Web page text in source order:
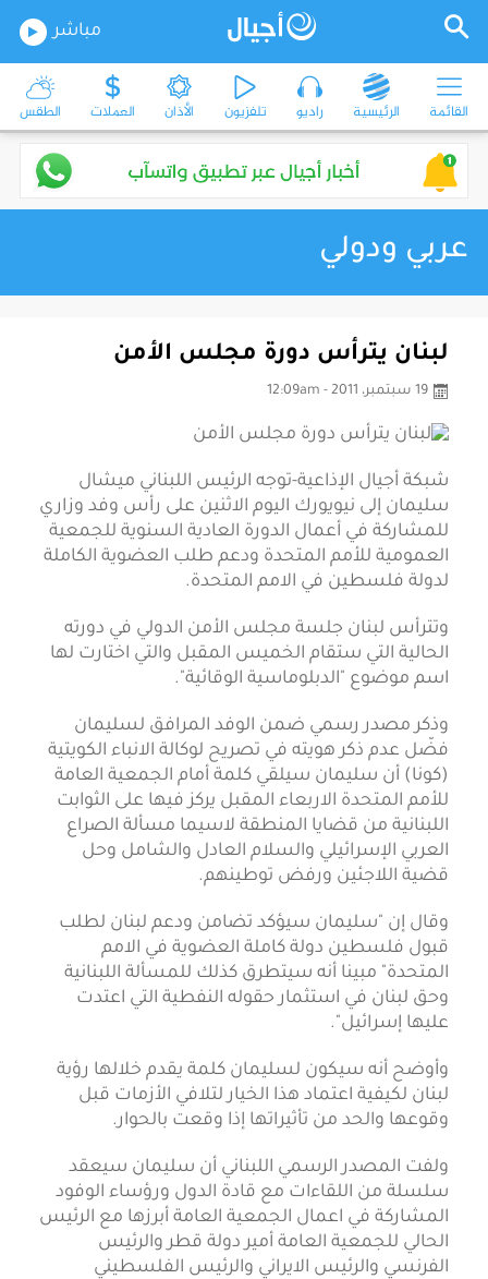
مباشر
القائمة الرئيسية راديو تلفزيون الأذان العملات الطقس
عربي ودولي
لبنان يترأس دورة مجلس الأمن
19 سبتمبر، 2011 - 12:09am
شبكة أجيال الإذاعية-توجه الرئيس اللبناني ميشال
سليمان إلى نيويورك اليوم الاثنين على رأس وفد وزاري
للمشاركة في أعمال الدورة العادية السنوية للجمعية
العمومية للأمم المتحدة ودعم طلب العضوية الكاملة
لدولة فلسطين في الامم المتحدة.
وتترأس لبنان جلسة مجلس الأمن الدولي في دورته
الحالية التي ستقام الخميس المقبل والتي اختارت لها
اسم موضوع "الدبلوماسية الوقائية".
وذكر مصدر رسمي ضمن الوفد المرافق لسليمان
فضّل عدم ذكر هويته في تصريح لوكالة الانباء الكويتية
(كونا) أن سليمان سيلقي كلمة أمام الجمعية العامة
للأمم المتحدة الاربعاء المقبل يركز فيها على الثوابت
اللبنانية من قضايا المنطقة لاسيما مسألة الصراع
العربي الإسرائيلي والسلام العادل والشامل وحل
قضية اللاجئين ورفض توطينهم.
وقال إن "سليمان سيؤكد تضامن ودعم لبنان لطلب
قبول فلسطين دولة كاملة العضوية في الامم
المتحدة" مبينا أنه سيتطرق كذلك للمسألة اللبنانية
وحق لبنان في استثمار حقوله النفطية التي اعتدت
عليها إسرائيل".
وأوضح أنه سيكون لسليمان كلمة يقدم خلالها رؤية
لبنان لكيفية اعتماد هذا الخيار لتلافي الأزمات قبل
وقوعها والحد من تأثيراتها إذا وقعت بالحوار.
ولفت المصدر الرسمي اللبناني أن سليمان سيعقد
سلسلة من اللقاءات مع قادة الدول ورؤساء الوفود
المشاركة في اعمال الجمعية العامة أبرزها مع الرئيس
الحالي للجمعية العامة أمير دولة قطر والرئيس
الفرنسي والرئيس الايراني والرئيس الفلسطيني